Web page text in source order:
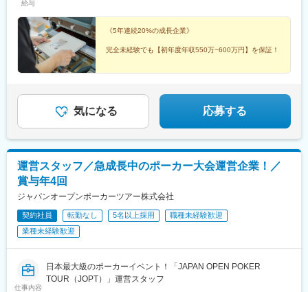
給与
残業手当を支給いたします。※試用期間：3ヶ月（同条件）【想定
年収】550万円~600万円＼キャリアアップに応じて昇給のチャン
スあり／■マネジメント職：年収700万円~800万円■経営幹部：年
収1,000万円~「若いうちから稼ぎたい」というあなたの意欲を、
当社は全力で受け止めます！
《5年連続20%の成長企業》
完全未経験でも【初年度年収550万~600万円】を保証！
新社長の右腕として、将来は【年収1,000万円】の幹部
へ！
気になる 応募する
運営スタッフ／急成長中のポーカー大会運営企業！／
賞与年4回
ジャパンオープンポーカーツアー株式会社
契約社員 転勤なし 5名以上採用
職種未経験歓迎
業種未経験歓迎
仕事内容
日本最大級のポーカーイベント！「JAPAN OPEN POKER
TOUR（JOPT）」運営スタッフ